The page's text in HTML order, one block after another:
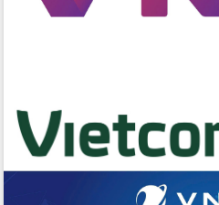
tâm đạt được mục tiêu tăng trưởng
Huy giữ chức Bí thư Đảng ủy Ủy Ban
Nhân dân tỉnh
Bệnh án điện tử thúc đẩy chuyển đổi
số y tế tại Đắk Lắk
Chuyển đổi số thư viện: Mở rộng